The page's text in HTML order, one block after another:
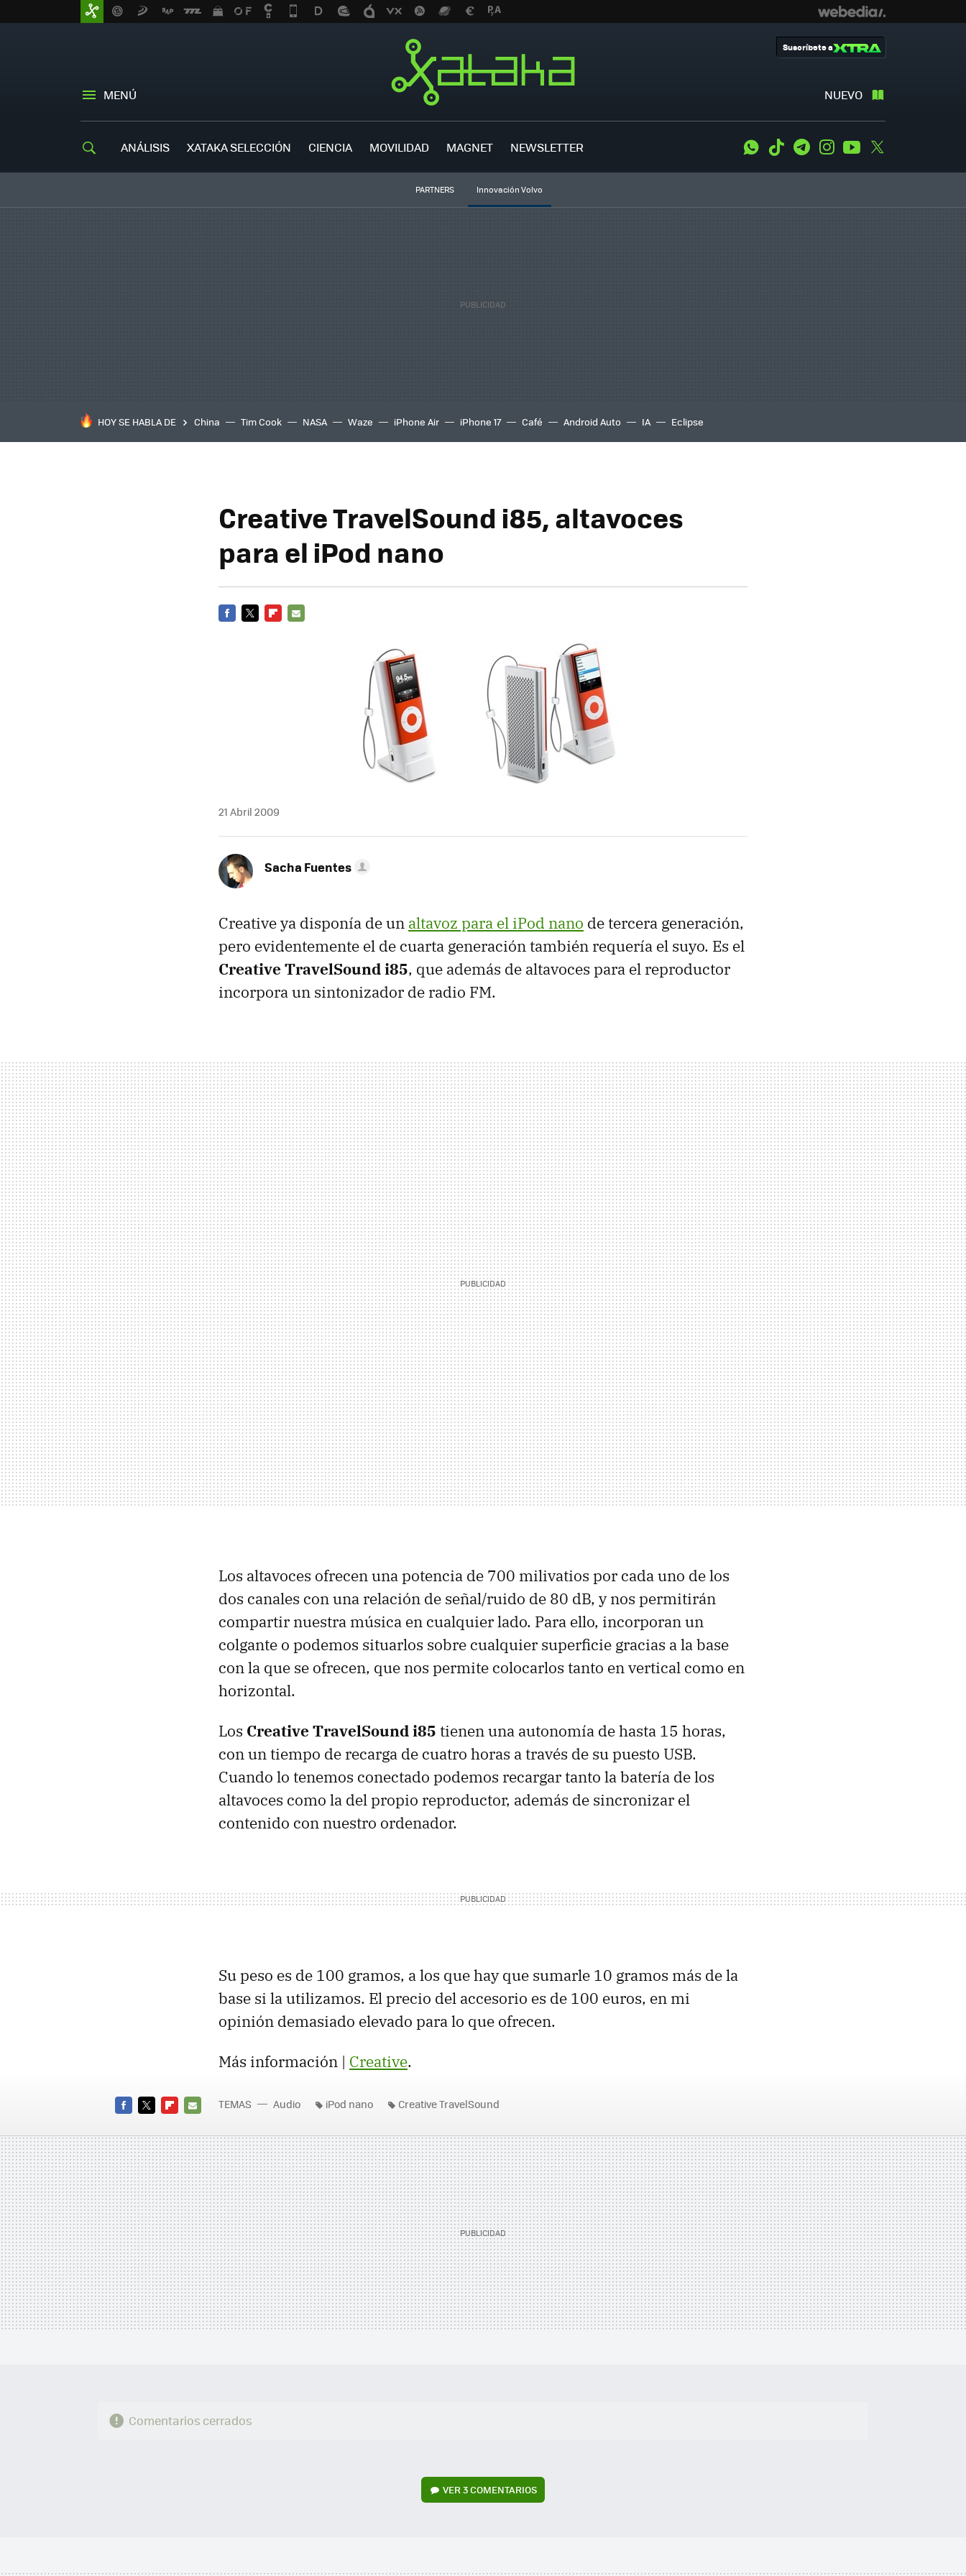
MENÚ NUEVO
Suscríbete a
ANÁLISIS XATAKA SELECCIÓN CIENCIA MOVILIDAD MAGNET NEWSLETTER WhatsApp
Tiktok TelegramInstagramYoutube
PARTNERS Innovación Volvo
HOY SE HABLA DE China Tim Cook NASA Waze iPhone Air iPhone 17 Café Android Auto IA Eclipse
Creative TravelSound i85, altavoces
para el iPod nano
21 Abril 2009
Sacha Fuentes
Creative ya disponía de un altavoz para el iPod nano de tercera generación,
pero evidentemente el de cuarta generación también requería el suyo. Es el
Creative TravelSound i85, que además de altavoces para el reproductor
incorpora un sintonizador de radio FM.
Los altavoces ofrecen una potencia de 700 milivatios por cada uno de los
dos canales con una relación de señal/ruido de 80 dB, y nos permitirán
compartir nuestra música en cualquier lado. Para ello, incorporan un
colgante o podemos situarlos sobre cualquier superficie gracias a la base
con la que se ofrecen, que nos permite colocarlos tanto en vertical como en
horizontal.
Los Creative TravelSound i85 tienen una autonomía de hasta 15 horas,
con un tiempo de recarga de cuatro horas a través de su puesto USB.
Cuando lo tenemos conectado podemos recargar tanto la batería de los
altavoces como la del propio reproductor, además de sincronizar el
contenido con nuestro ordenador.
Su peso es de 100 gramos, a los que hay que sumarle 10 gramos más de la
base si la utilizamos. El precio del accesorio es de 100 euros, en mi
opinión demasiado elevado para lo que ofrecen.
Más información | Creative.
MAIL
TEMAS Audio iPod nano Creative TravelSound
Comentarios cerrados
VER3 COMENTARIOS